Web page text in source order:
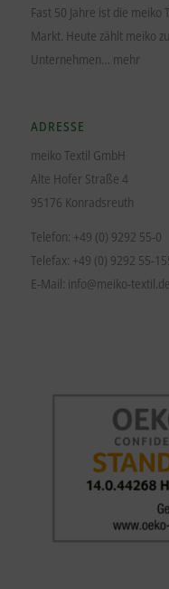
Fast 50 Jahre ist die
Markt. Heute zählt meiko
Unternehmen… mehr
ADRESSE
meiko Textil GmbH
Alte Hofer Straße 4
95176 Konradsreuth
Telefon: +49 (0) 9292 55-0
Telefax: +49 (0) 9292 55-
E-Mail: info@meiko-textil.de